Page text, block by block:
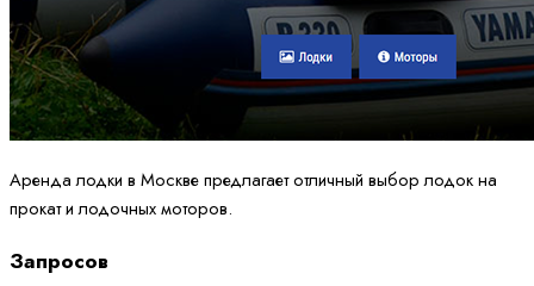
Аренда лодки в Москве предлагает отличный выбор лодок на
прокат и лодочных моторов.
Запросов